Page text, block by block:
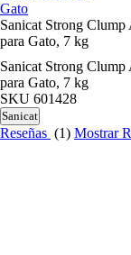
Gato
Sanicat Strong
para Gato, 7 kg
Sanicat Strong
para Gato, 7 kg
SKU 601428
Sanicat
Reseñas (1) Mostrar